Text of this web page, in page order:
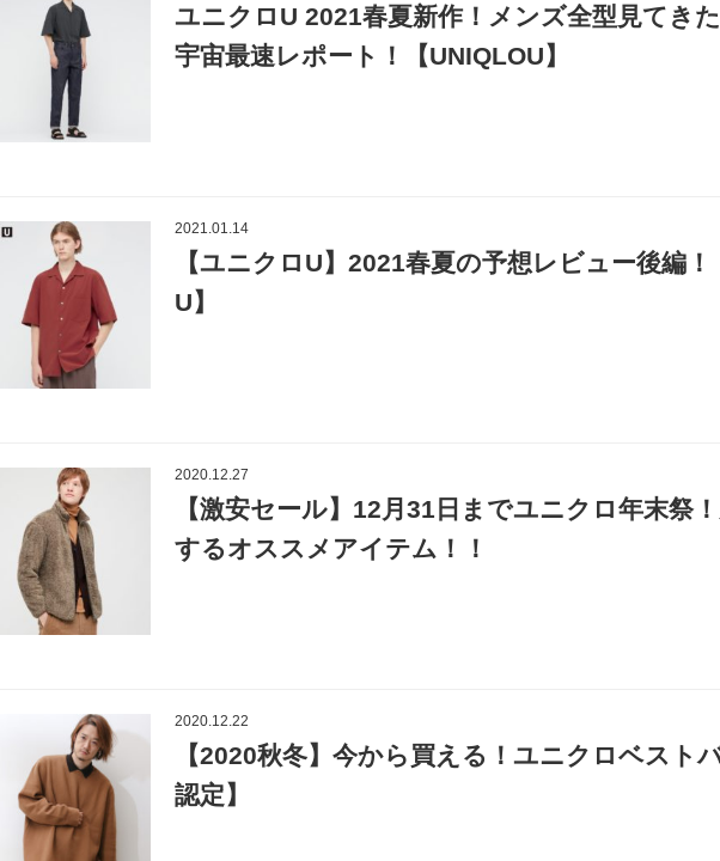
ユニクロU 2021春夏新作！メンズ全型見てき
宇宙最速レポート！【UNIQLOU】
2021.01.14
【ユニクロU】2021春夏の予想レビュー後編！
U】
2020.12.27
【激安セール】12月31日までユニクロ年末祭
するオススメアイテム！！
2020.12.22
【2020秋冬】今から買える！ユニクロベスト
認定】